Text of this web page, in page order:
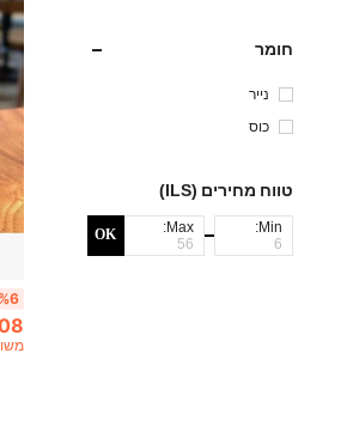
חומר
נייר
כוס
טווח מחירים (ILS)
Min:
Max:
OK
%6